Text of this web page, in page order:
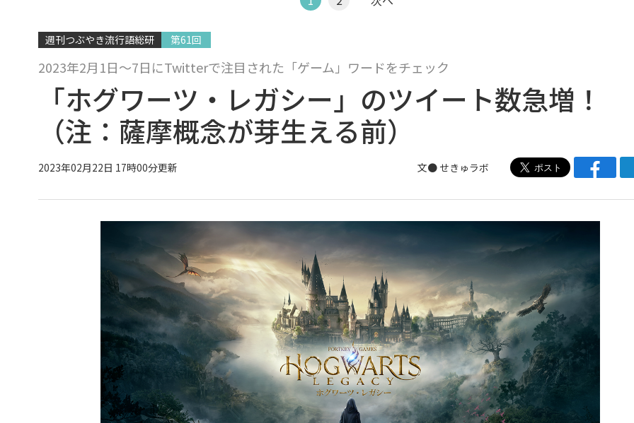
週刊つぶやき流行語総研 第61回
2023年2月1日～7日にTwitterで注目された「ゲーム」ワードをチェック
「ホグワーツ・レガシー」のツイート数急増！
（注：薩摩概念が芽生える前）
2023年02月22日 17時00分更新 文● せきゅラボ